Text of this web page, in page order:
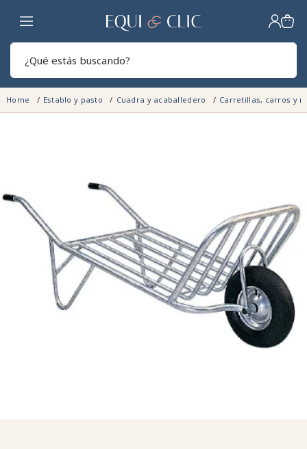
Hogar
Home Establo y pasto Cuadra y acaballedero Carretillas, carros y